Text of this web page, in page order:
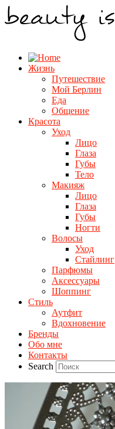
Жизнь
Путешествие
Мой Берлин
Еда
Общение
Красота
Уход
Лицо
Глаза
Губы
Тело
Макияж
Лицо
Глаза
Губы
Ногти
Волосы
Уход
Стайлинг
Парфюмы
Аксессуары
Шоппинг
Стиль
Аутфит
Вдохновение
Бренды
Обо мне
Контакты
Search